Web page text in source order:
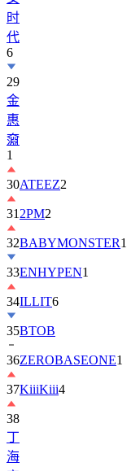
代
6
29
金
惠
奫
1
30
312PM2
32 BABYMONSTER
33ENHYPEN1
34ILLIT6
35BTOB
36ZEROBASEONE
37KiiiKiii4
38
丁
海
寅
2